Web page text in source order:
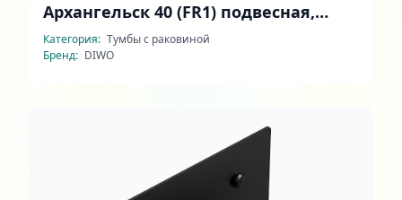
Архангельск 40 (FR1) подвесная,
белая
Категория: Тумбы с раковиной
Бренд: DIWO